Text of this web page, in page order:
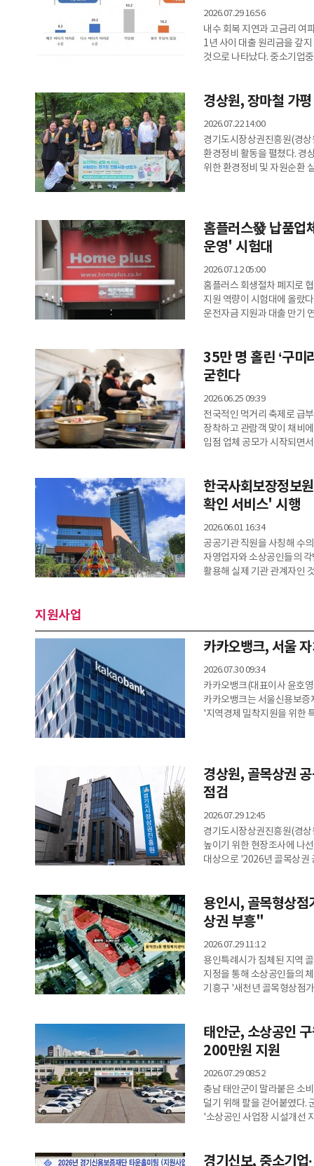
2026.07.29 16:56
내수 회복 지연과 고금리 여
1년 사이 대출 원리금을 갚
것으로 나타났다. 중소기업
연체 위험을 겪었다고 답한 비중은 20.0%에 달
경상원, 장마철 가
2026.07.22 14:00
경기도시장상권진흥원(경
환경정비 활동을 펼쳤다. 경
위한 환경정비 및 자원순환
북서센터 임직원, 가평군 소
참가자들은 계곡
홈플러스發 납품업
운영' 시험대
2026.07.12 05:00
홈플러스 회생절차 폐지로
지원 역량이 시험대에 올랐
운전자금 지원과 대출 만기
파악하고 대응하는 관리 체계를 강화
따르면 4대 시중은행(KB국
35만 명 홀린 ‘구미
굳힌다
2026.06.25 09:39
전국적인 먹거리 축제로 급
장착하고 관람객 맞이 채비
입점 업체 공모가 시작되면
26일부터 7월 17일까지며,
대상이다.올해 모집 규모는
한국사회보장정보
확인 서비스' 시행
2026.06.01 16:34
공공기관 직원을 사칭해 수
자영업자와 소상공인들의
활용해 실제 기관 관계자인
구매비나
지원사업
카카오뱅크, 서울
2026.07.30 09:34
카카오뱅크(대표이사 윤호
카카오뱅크는 서울신용보증
'지역경제 밀착지원을 위한
카카오뱅크는 자체 특별출
소상공인을
경상원, 골목상권
점검
2026.07.29 12:45
경기도시장상권진흥원(경
높이기 위한 현장조사에 나
대상으로 '2026년 골목상권
활성화를 위해 골목상권 조
425개의 골목상권 공동체
지역 축제 개최
용인시, 골목형상
상권 부흥"
2026.07.29 11:12
용인특례시가 침체된 지역
지정을 통해 소상공인들의
기흥구 '새천년 골목형상점
구축이번에 새롭게 이름을
정평로 일원(제31호·78개
태안군, 소상공인
200만원 지원
2026.07.29 08:52
충남 태안군이 말라붙은 소
덜기 위해 팔을 걷어붙였다.
'소상공인 사업장 시설개선
영업을 개시한 지 6개월이
경기신보, 중소기업